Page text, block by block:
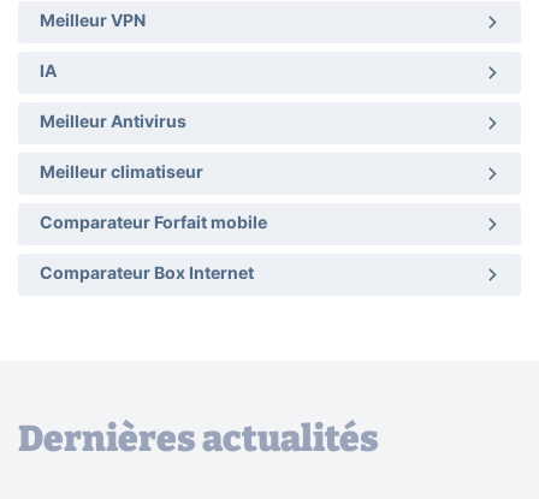
Meilleur VPN
IA
Meilleur Antivirus
Meilleur climatiseur
Comparateur Forfait mobile
Comparateur Box Internet
Dernières actualités